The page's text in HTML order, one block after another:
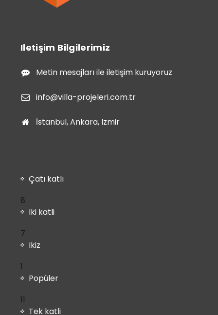
Iletişim Bilgilerimiz
Metin mesajları ile iletişim kuruyoruz
info@villa-projeleri.com.tr
İstanbul, Ankara, Izmir
Çatı katlı
8
ürün
Iki katli
7
ürün
Ikiz
1
ürün
Popüler
11
ürün
Tek katli